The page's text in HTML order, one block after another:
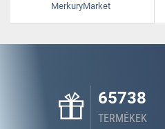
MerkuryMarket
65738
TERMÉKEK